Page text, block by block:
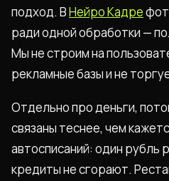
подход. ВНейро Кадре
ради одной обработки —
Мы не строим на
рекламные базы и не
Отдельно про деньги,
связаны теснее, чем
автосписаний: один рубль
кредиты не сгорают.